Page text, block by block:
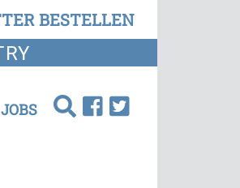
BESTELLEN
JOBS